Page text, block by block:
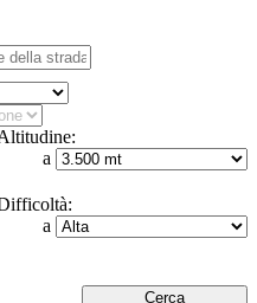
a
a